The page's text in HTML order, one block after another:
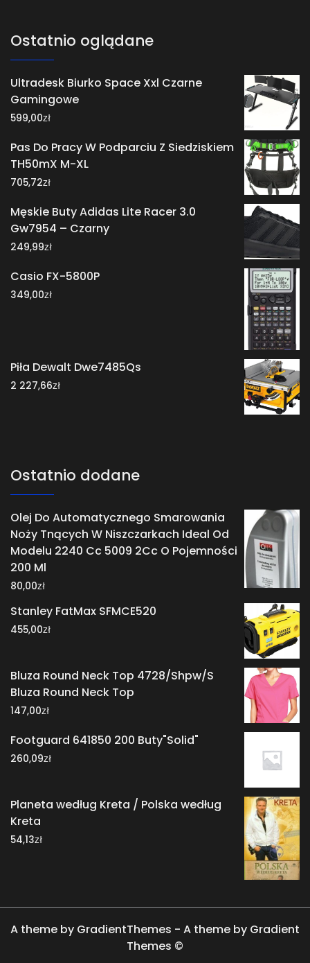
Ostatnio oglądane
Ultradesk Biurko Space Xxl Czarne
Gamingowe
599,00zł
Pas Do Pracy W Podparciu Z Siedziskiem
TH50mX M-XL
705,72zł
Męskie Buty Adidas Lite Racer 3.0
Gw7954 – Czarny
249,99zł
Casio FX-5800P
349,00zł
Piła Dewalt Dwe7485Qs
2 227,66zł
Ostatnio dodane
Olej Do Automatycznego Smarowania
Noży Tnących W Niszczarkach Ideal Od
Modelu 2240 Cc 5009 2Cc O Pojemności
200 Ml
80,00zł
Stanley FatMax SFMCE520
455,00zł
Bluza Round Neck Top 4728/Shpw/S
Bluza Round Neck Top
147,00zł
Footguard 641850 200 Buty"Solid"
260,09zł
Planeta według Kreta / Polska według
Kreta
54,13zł
A theme by GradientThemes - A theme by Gradient
Themes ©